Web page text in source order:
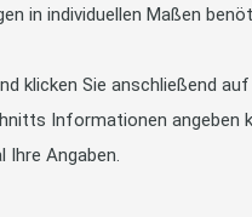
in individuellen Maßen
klicken Sie anschließend auf
Informationen angeben
Angaben.